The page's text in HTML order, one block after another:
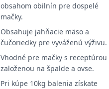
obsahom obilnín pre dospelé
mačky.
Obsahuje jahňacie mäso a
čučoriedky pre vyváženú výživu.
Vhodné pre mačky s receptúrou
založenou na špalde a ovse.
Pri kúpe 10kg balenia získate